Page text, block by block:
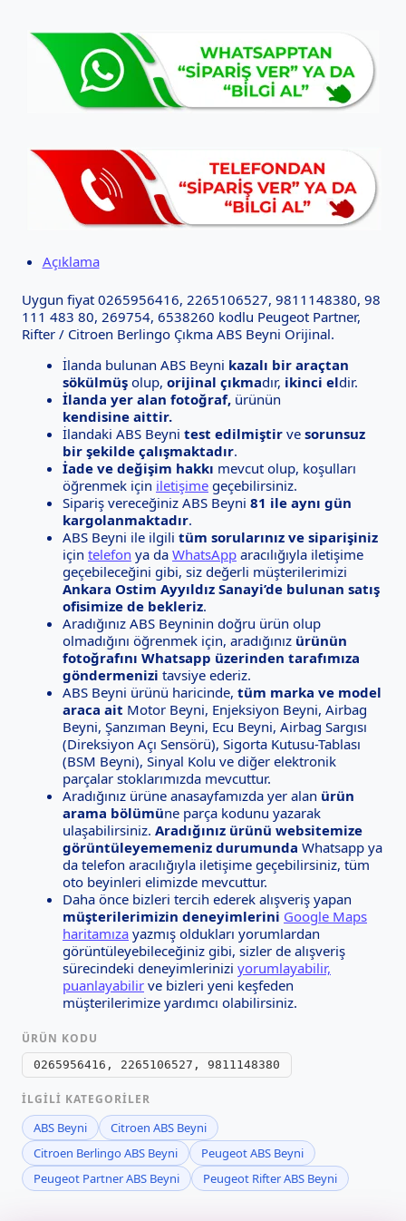
Açıklama
Uygun fiyat 0265956416, 2265106527, 9811148380, 98
111 483 80, 269754, 6538260 kodlu Peugeot Partner,
Rifter / Citroen Berlingo Çıkma ABS Beyni Orijinal.
İlanda bulunan ABS Beyni kazalı bir araçtan
sökülmüş olup, orijinal çıkmadır, ikinci eldir.
İlanda yer alan fotoğraf, ürünün
kendisine aittir.
İlandaki ABS Beyni test edilmiştir ve sorunsuz
bir şekilde çalışmaktadır.
İade ve değişim hakkı mevcut olup, koşulları
öğrenmek için iletişime geçebilirsiniz.
Sipariş vereceğiniz ABS Beyni 81 ile aynı gün
kargolanmaktadır.
ABS Beyni ile ilgili tüm sorularınız ve siparişiniz
için telefon ya da WhatsApp aracılığıyla iletişime
geçebileceğini gibi, siz değerli müşterilerimizi
Ankara Ostim Ayyıldız Sanayi’de bulunan satış
ofisimize de bekleriz.
Aradığınız ABS Beyninin doğru ürün olup
olmadığını öğrenmek için, aradığınız ürünün
fotoğrafını Whatsapp üzerinden tarafımıza
göndermenizi tavsiye ederiz.
ABS Beyni ürünü haricinde, tüm marka ve model
araca ait Motor Beyni, Enjeksiyon Beyni, Airbag
Beyni, Şanzıman Beyni, Ecu Beyni, Airbag Sargısı
(Direksiyon Açı Sensörü), Sigorta Kutusu-Tablası
(BSM Beyni), Sinyal Kolu ve diğer elektronik
parçalar stoklarımızda mevcuttur.
Aradığınız ürüne anasayfamızda yer alan ürün
arama bölümüne parça kodunu yazarak
ulaşabilirsiniz. Aradığınız ürünü websitemize
görüntüleyememeniz durumunda Whatsapp ya
da telefon aracılığıyla iletişime geçebilirsiniz, tüm
oto beyinleri elimizde mevcuttur.
Daha önce bizleri tercih ederek alışveriş yapan
müşterilerimizin deneyimlerini Google Maps
haritamıza yazmış oldukları yorumlardan
görüntüleyebileceğiniz gibi, sizler de alışveriş
sürecindeki deneyimlerinizi yorumlayabilir,
puanlayabilir ve bizleri yeni keşfeden
müşterilerimize yardımcı olabilirsiniz.
ÜRÜN KODU
0265956416, 2265106527, 9811148380
İLGILI KATEGORILER
ABS Beyni
Citroen ABS Beyni
Citroen Berlingo ABS Beyni
Peugeot ABS Beyni
Peugeot Partner ABS Beyni
Peugeot Rifter ABS Beyni